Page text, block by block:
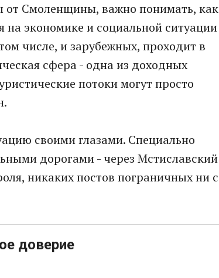
от Смоленщины, важно понимать, как
экономике и социальной ситуации
числе, и зарубежных, проходит в
сфера - одна из доходных
потоки могут просто
своими глазами. Специально
дорогами - через Мстиславский
никаких постов пограничных ни с
доверие